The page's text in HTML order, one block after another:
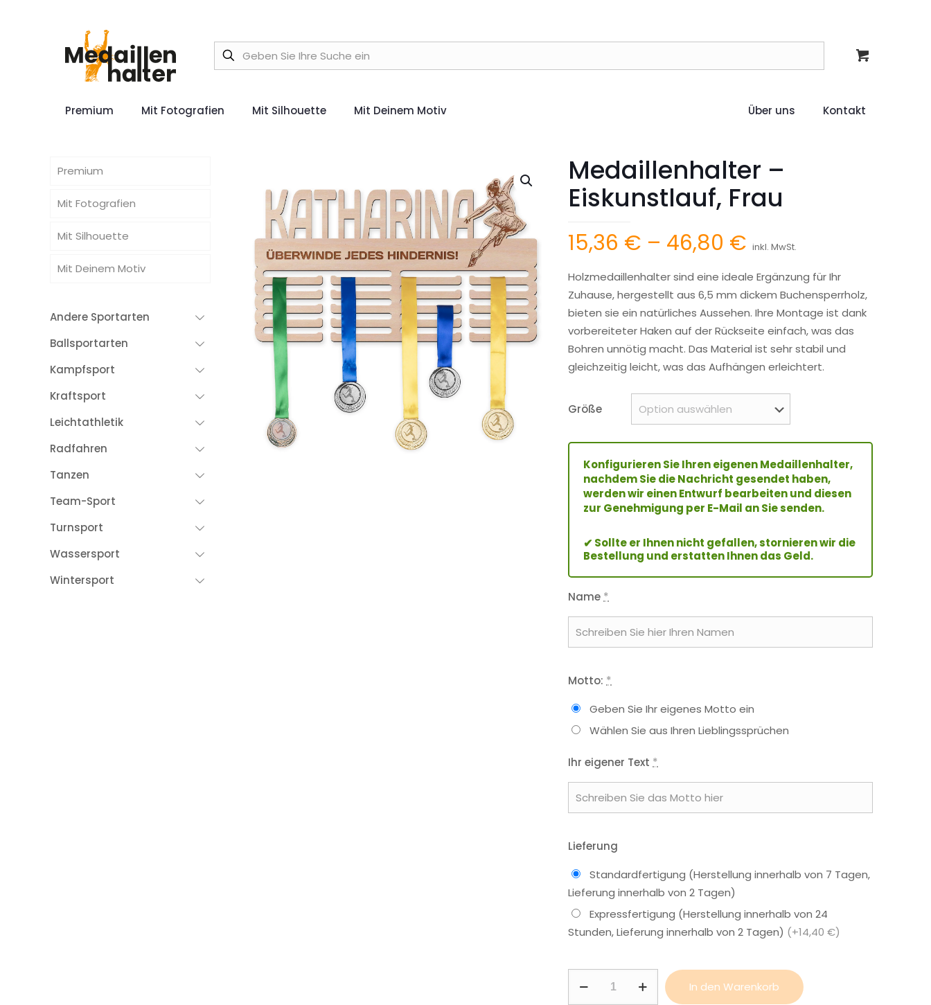
Premium Mit Fotografien Mit Silhouette Mit Deinem Motiv Über uns Kontakt
Medaillenhalter –
Eiskunstlauf, Frau
15,36 € – 46,80 € Preisspanne:
bis
46,80 €
inkl. MwSt.
Holzmedaillenhalter sind eine ideale Ergänzung für Ihr
Zuhause, hergestellt aus 6,5 mm dickem Buchensperrholz,
bieten sie ein natürliches Aussehen. Ihre Montage ist dank
vorbereiteter Haken auf der Rückseite einfach, was das
Bohren unnötig macht. Das Material ist sehr stabil und
gleichzeitig leicht, was das Aufhängen erleichtert.
Größe
Konfigurieren Sie Ihren eigenen Medaillenhalter,
nachdem Sie die Nachricht gesendet haben,
werden wir einen Entwurf bearbeiten und diesen
zur Genehmigung per E-Mail an Sie senden.
✔ Sollte er Ihnen nicht gefallen, stornieren wir die
Bestellung und erstatten Ihnen das Geld.
Name *
Motto: *
Geben Sie Ihr eigenes Motto ein
Wählen Sie aus Ihren Lieblingssprüchen
Ihr eigener Text *
Lieferung
Standardfertigung (Herstellung innerhalb von 7 Tagen,
Lieferung innerhalb von 2 Tagen)
Expressfertigung (Herstellung innerhalb von 24
Stunden, Lieferung innerhalb von 2 Tagen) (+14,40 €)
In den Warenkorb
Premium
Mit Fotografien
Mit Silhouette
Mit Deinem Motiv
Andere Sportarten
Ballsportarten
Kampfsport
Kraftsport
Leichtathletik
Radfahren
Tanzen
Team-Sport
Turnsport
Wassersport
Wintersport